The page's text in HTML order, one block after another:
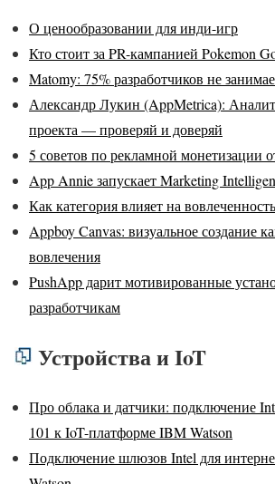
О ценообразовании для инди-игр
Кто стоит за PR-кампанией Pokemon
Matomy: 75% разработчиков не
Александр Лукин (AppMetrica):
проекта — проверяй и доверяй
5 советов по рекламной монетизации
App Annie запускает Marketing
Как категория влияет на
Appboy Canvas: визуальное создание
вовлечения
PushApp дарит мотивированные
разработчикам
Устройства и IoT
Про облака и датчики: подключение
101 к IoT-платформе IBM Watson
Подключение шлюзов Intel для